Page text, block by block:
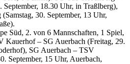
September, 18.30 Uhr, in Traßlberg),
30. September, 13 Uhr,
Süd, 2. von 6 Mannschaften, 1 Spiel,
Kauerhof – SG Auerbach (Freitag, 29.
SG Auerbach – TSV
September, 15 Uhr, Auerbach,